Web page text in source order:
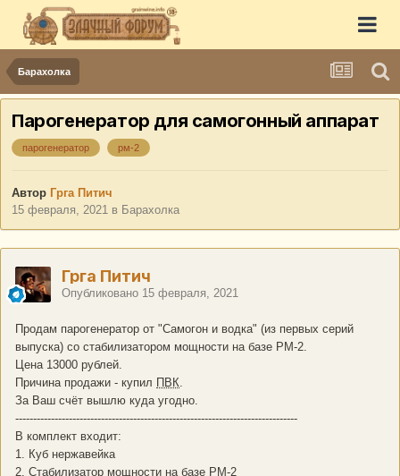
Барахолка
Парогенератор для самогонный аппарат
парогенератор рм-2
Автор Грга Питич
15 февраля, 2021 в Барахолка
Грга Питич
Опубликовано 15 февраля, 2021
Продам парогенератор от "Самогон и водка" (из первых серий
выпуска) со стабилизатором мощности на базе РМ-2.
Цена 13000 рублей.
Причина продажи - купил ПВК.
За Ваш счёт вышлю куда угодно.
-------------------------------------------------------------------------------
В комплект входит:
1. Куб нержавейка
2. Стабилизатор мощности на базе РМ-2